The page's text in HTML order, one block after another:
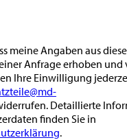
meine Angaben aus
Anfrage erhoben und
Ihre Einwilligung
Detaillierte
finden Sie in
.